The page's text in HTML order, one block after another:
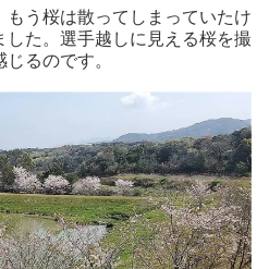
う桜は散ってしまっていたけ
した。選手越しに見える桜を撮
るのです。